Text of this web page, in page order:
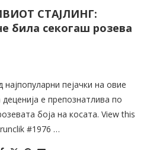
СТАЈЛИНГ:
била секогаш розева
пејачки на овие
е препознатлива по
боја на косата. View this
#1976 …